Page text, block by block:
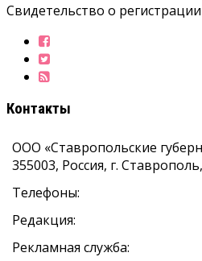
Свидетельство о
Контакты
ООО «Ставропольские
355003, Россия, г. Ставрополь,
Телефоны:
Редакция:
Рекламная служба: